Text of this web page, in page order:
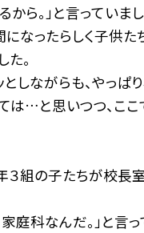
から。」と言っていまし
になったらしく子供
た。
としながらも、やっぱ
は…と思いつつ、ここ
３組の子たちが校長
家庭科なんだ。」と言